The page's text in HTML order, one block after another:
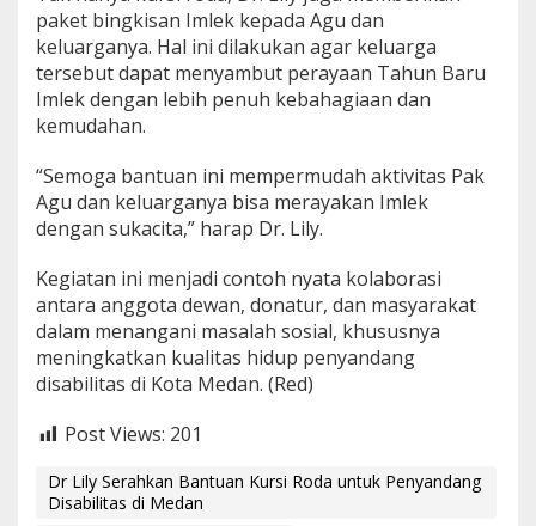
paket bingkisan Imlek kepada Agu dan
keluarganya. Hal ini dilakukan agar keluarga
tersebut dapat menyambut perayaan Tahun Baru
Imlek dengan lebih penuh kebahagiaan dan
kemudahan.
“Semoga bantuan ini mempermudah aktivitas Pak
Agu dan keluarganya bisa merayakan Imlek
dengan sukacita,” harap Dr. Lily.
Kegiatan ini menjadi contoh nyata kolaborasi
antara anggota dewan, donatur, dan masyarakat
dalam menangani masalah sosial, khususnya
meningkatkan kualitas hidup penyandang
disabilitas di Kota Medan. (Red)
Post Views: 201
Dr Lily Serahkan Bantuan Kursi Roda untuk Penyandang
Disabilitas di Medan